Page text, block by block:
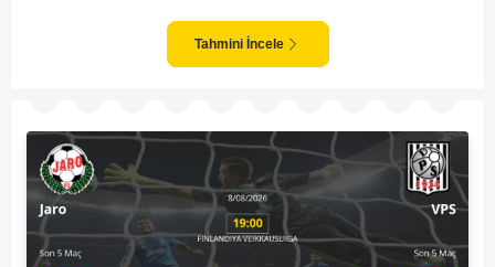
Maçın sonucunda Young Boys'un galip gelme olasılığı yüksek görünüyor.
Tahmini İncele